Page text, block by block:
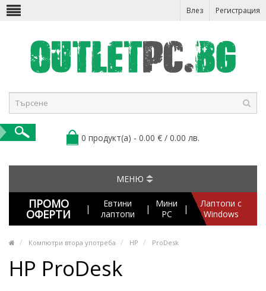
Влез Регистрация
0 продукт(а) - 0.00 € / 0.00 лв.
МЕНЮ
ПРОМО
ОФЕРТИ |
Евтини
лаптопи
|
Мини
PC
|
Лаптопи с
Windows
Компютри втора употреба HP ProDesk
HP ProDesk